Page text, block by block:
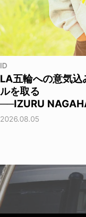
ID
LA五輪への意気
ルを取る
──IZURU
2026.08.05